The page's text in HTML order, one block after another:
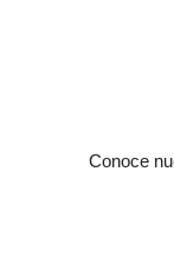
conoce